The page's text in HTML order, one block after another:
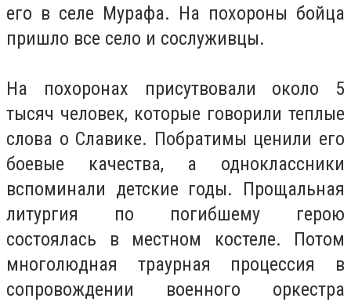
его в селе Мурафа. На похороны бойца
пришло все село и сослуживцы.
На похоронах присутвовали около 5
тысяч человек, которые говорили теплые
слова о Славике. Побратимы ценили его
боевые качества, а одноклассники
вспоминали детские годы. Прощальная
литургия по погибшему герою
состоялась в местном костеле. Потом
многолюдная траурная процессия в
сопровождении военного оркестра